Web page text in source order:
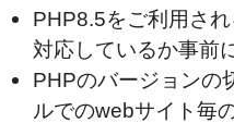
PHP8.5をご利用さ
対応しているか事前
PHPのバージョンの
ルでのwebサイト毎